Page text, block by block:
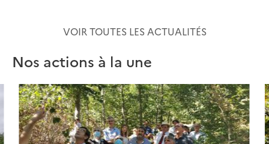
VOIR TOUTES LES ACTUALITÉS
Nos actions à la une